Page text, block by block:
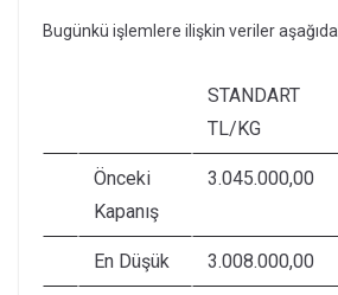
Bugünkü işlemlere ilişkin veriler
STANDART
TL/KG
Önceki
Kapanış
3.045.000,00
En Düşük 3.008.000,00